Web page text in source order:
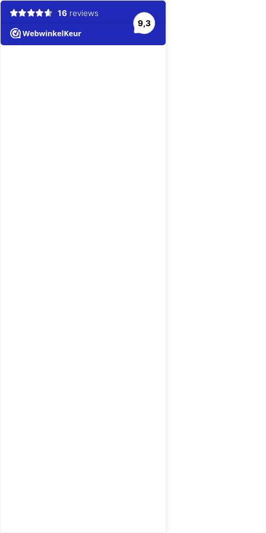
16 reviews
9,3